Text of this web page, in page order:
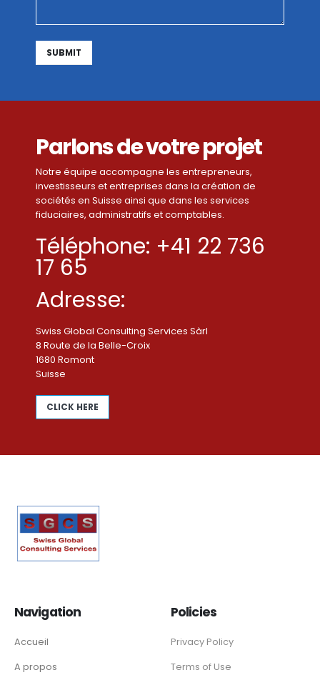
Parlons de votre projet
Notre équipe accompagne les entrepreneurs,
investisseurs et entreprises dans la création de
sociétés en Suisse ainsi que dans les services
fiduciaires, administratifs et comptables.
Téléphone: +41 22 736
17 65
Adresse:
Swiss Global Consulting Services Sàrl
8 Route de la Belle-Croix
1680 Romont
Suisse
CLICK HERE
Navigation
Accueil
A propos
Policies
Privacy Policy
Terms of Use